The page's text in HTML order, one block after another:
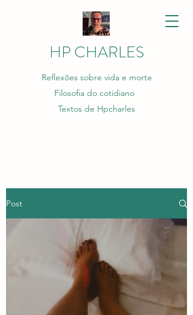
HP CHARLES
Reflexões sobre vida e morte
Filosofia do cotidiano
Textos de Hpcharles
Post